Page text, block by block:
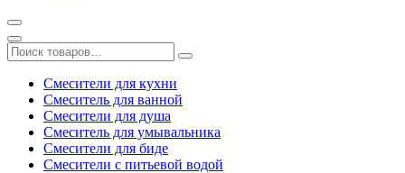
Смесители для кухни
Смеситель для ванной
Смесители для душа
Смеситель для умывальника
Смесители для биде
Смесители с питьевой водой